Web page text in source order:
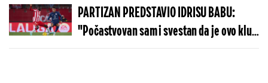
PARTIZAN PREDSTAVIO IDRISU BABU:
"Počastvovan sam i svestan da je ovo klub
sa velikom istorijom"